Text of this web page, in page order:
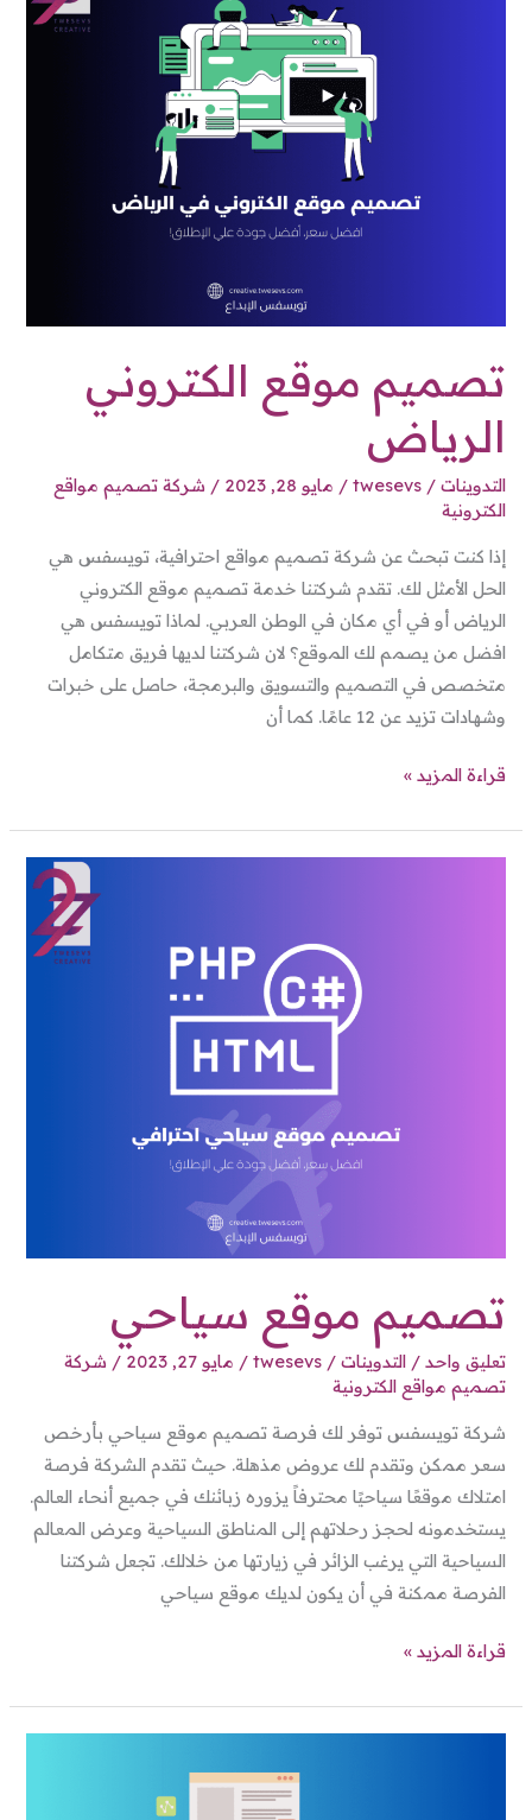
تصميم موقع الكتروني
الرياض
التدوينات /
twesevs
/ مايو 28, 2023 / شركة تصميم مواقع
الكترونية
إذا كنت تبحث عن شركة تصميم مواقع احترافية، تويسفس هي
الحل الأمثل لك. تقدم شركتنا خدمة تصميم موقع الكتروني
الرياض أو في أي مكان في الوطن العربي. لماذا تويسفس هي
افضل من يصمم لك الموقع؟ لان شركتنا لديها فريق متكامل
متخصص في التصميم والتسويق والبرمجة، حاصل على خبرات
وشهادات تزيد عن 12 عامًا. كما أن
قراءة المزيد »
تصميم موقع سياحي
تعليق واحد /التدوينات /
twesevs
/ مايو 27, 2023 / شركة
تصميم مواقع الكترونية
شركة تويسفس توفر لك فرصة تصميم موقع سياحي بأرخص
سعر ممكن وتقدم لك عروض مذهلة. حيث تقدم الشركة فرصة
امتلاك موقعًا سياحيًا محترفاً يزوره زبائنك في جميع أنحاء العالم.
يستخدمونه لحجز رحلاتهم إلى المناطق السياحية وعرض المعالم
السياحية التي يرغب الزائر في زيارتها من خلالك. تجعل شركتنا
الفرصة ممكنة في أن يكون لديك موقع سياحي
قراءة المزيد »